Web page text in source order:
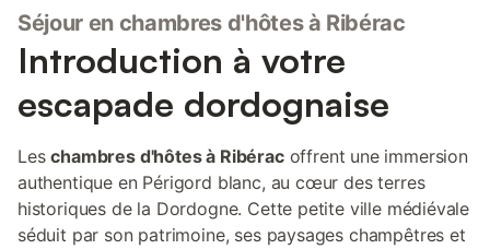
Séjour en chambres d'hôtes à Ribérac
Introduction à votre
escapade dordognaise
Leschambres d'hôtes à Ribéracoffrent une immersion
authentique en Périgord blanc, au cœur des terres
historiques de la Dordogne. Cette petite ville médiévale
séduit par son patrimoine, ses paysages champêtres et